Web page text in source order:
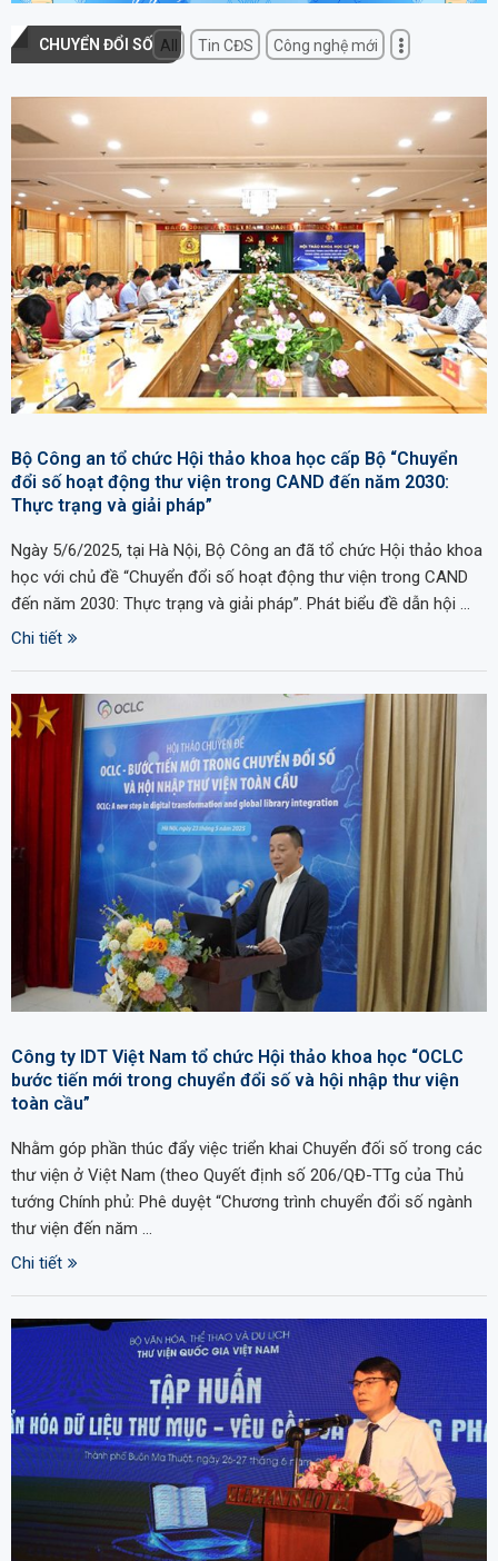
CHUYỂN ĐỔI SỐ All Tin CĐS Công nghệ mới
Bộ Công an tổ chức Hội thảo khoa học cấp Bộ “Chuyển
đổi số hoạt động thư viện trong CAND đến năm 2030:
Thực trạng và giải pháp”
Ngày 5/6/2025, tại Hà Nội, Bộ Công an đã tổ chức Hội thảo khoa
học với chủ đề “Chuyển đổi số hoạt động thư viện trong CAND
đến năm 2030: Thực trạng và giải pháp”. Phát biểu đề dẫn hội …
Chi tiết
Công ty IDT Việt Nam tổ chức Hội thảo khoa học “OCLC
bước tiến mới trong chuyển đổi số và hội nhập thư viện
toàn cầu”
Nhằm góp phần thúc đẩy việc triển khai Chuyển đối số trong các
thư viện ở Việt Nam (theo Quyết định số 206/QĐ-TTg của Thủ
tướng Chính phủ: Phê duyệt “Chương trình chuyển đổi số ngành
thư viện đến năm …
Chi tiết